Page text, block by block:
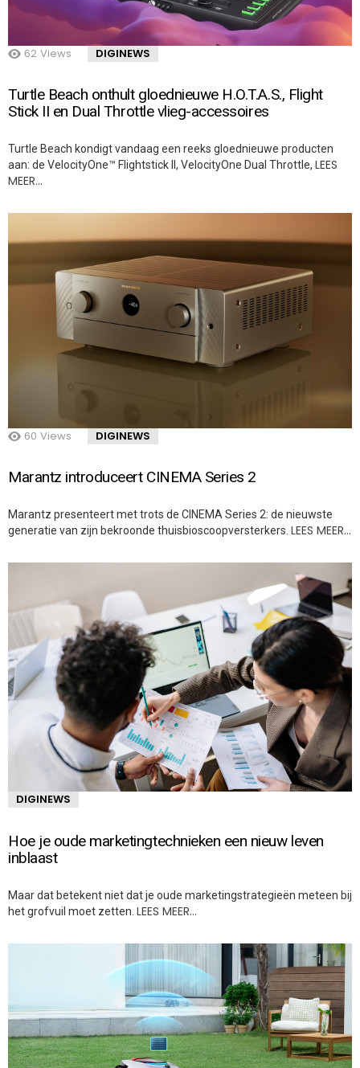
62 Views DIGINEWS
Turtle Beach onthult gloednieuwe H.O.T.A.S., Flight
Stick II en Dual Throttle vlieg-accessoires
Turtle Beach kondigt vandaag een reeks gloednieuwe producten
aan: de VelocityOne™ Flightstick II, VelocityOne Dual Throttle, LEES
MEER…
60 Views DIGINEWS
Marantz introduceert CINEMA Series 2
Marantz presenteert met trots de CINEMA Series 2: de nieuwste
generatie van zijn bekroonde thuisbioscoopversterkers. LEES MEER…
DIGINEWS
Hoe je oude marketingtechnieken een nieuw leven
inblaast
Maar dat betekent niet dat je oude marketingstrategieën meteen bij
het grofvuil moet zetten. LEES MEER…